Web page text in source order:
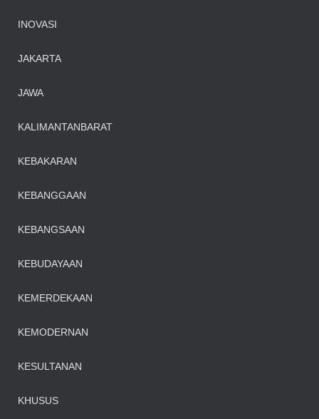
INOVASI
JAKARTA
JAWA
KALIMANTANBARAT
KEBAKARAN
KEBANGGAAN
KEBANGSAAN
KEBUDAYAAN
KEMERDEKAAN
KEMODERNAN
KESULTANAN
KHUSUS